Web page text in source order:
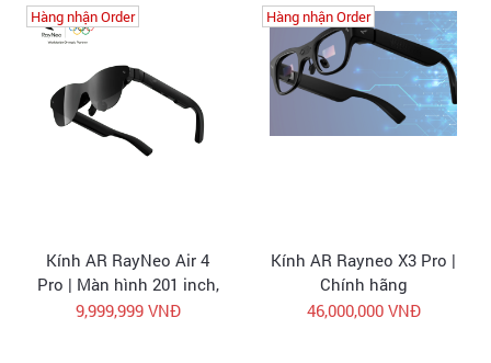
Kính AR RayNeo Air 4
Pro | Màn hình 201 inch,
Âm thanh B&O | Chính
9,999,999 VNĐ
Hàng nhận Order
Kính AR Rayneo X3 Pro |
Chính hãng
46,000,000 VNĐ
Hàng nhận Order